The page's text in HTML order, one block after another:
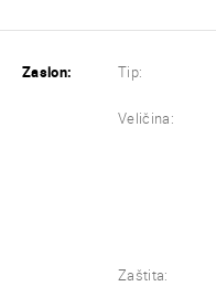
Zaslon: Tip:
Veličina:
Zaštita: